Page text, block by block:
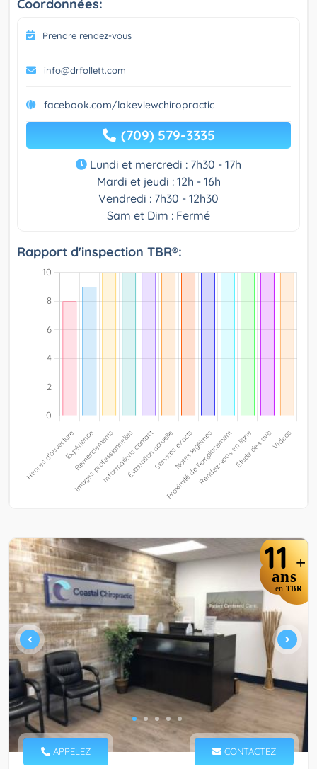
Coordonnées:
Prendre rendez-vous
info@drfollett.com
facebook.com/lakeviewchiropractic
(709) 579-3335
Lundi et mercredi : 7h30 - 17h
Mardi et jeudi : 12h - 16h
Vendredi : 7h30 - 12h30
Sam et Dim : Fermé
Rapport d'inspection TBR®:
11 +
ans
en TBR
APPELEZ CONTACTEZ